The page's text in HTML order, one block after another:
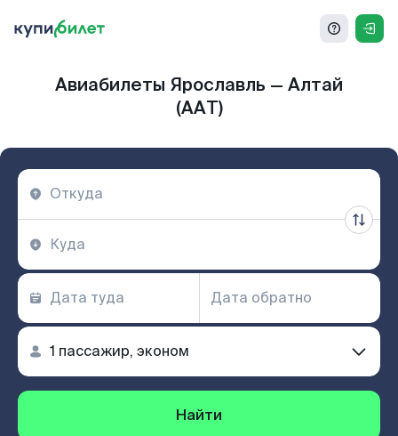
Авиабилеты Ярославль — Алтай
(AAT)
Найти